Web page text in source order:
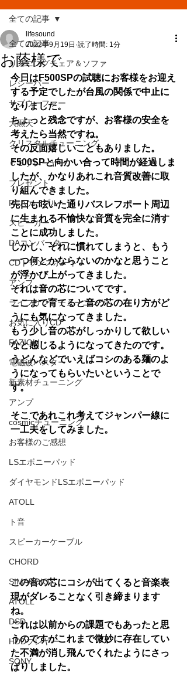
全ての記事
リスニングチェア＆ソファ
レシーバー
サブウーファー
大黒天
クリスタルチューニング
ＣＤプレーヤー
プレゼント
RCAケーブル
スピーカー
DAコンバーター
CDトランスポート
アンプ
ライフサンドチューニング
お気に入りCD
FAZIOLI
電磁波バスター
新素材チューニング
アンプ
cosmicチューニング
お客様のご感想
LSエボニーパッド
ダイヤモンドLSエボニーパッド
ATOLL
ト音
スピーカーケーブル
CHORD
SIMAUDIO
ATOLL
DSD
HDDプレヤー
SONY
全ての記事
お蔭様で
lifesound
2022年9月19日 読了時間: 1分
今日はF500SPの試聴にお客様をお迎え
する予定でしたが台風の関係で中止に
なりました。
ちょっと残念ですが、お客様の安全を
考えたら当然ですね。
その反面嬉しいこともありました。
F500SPと向かい合って時間が経過しま
したが、かなりあれこれ音質改善に取
り組んできました。
先日も呟いた通りバスレフポート周辺
に生まれる不愉快な音質を完全に消す
ことに成功しました。
しかし、それに慣れてしまうと、もう
一つ何とかならないのかなと思うこと
が浮かび上がってきました。
それは音の芯についてです。
ここまで育てると音の芯の在り方がど
うにも気になってきました。
もう少し音の芯がしっかりして欲しい
なと感じるようになってきたのです。
うどんなどでいえばコシのある麺のよ
うになってもらいたいということで
す。
そこであれこれ考えてジャンパー線に
一工夫をしてみました。
この音の芯にコシが出てくると音楽表
現がダレることなく引き締まります
ね。
これは以前からの課題でもあったと思
うのですがこれまで微妙に存在してい
た不満が消し飛んでくれたようにさっ
ぱりしました。